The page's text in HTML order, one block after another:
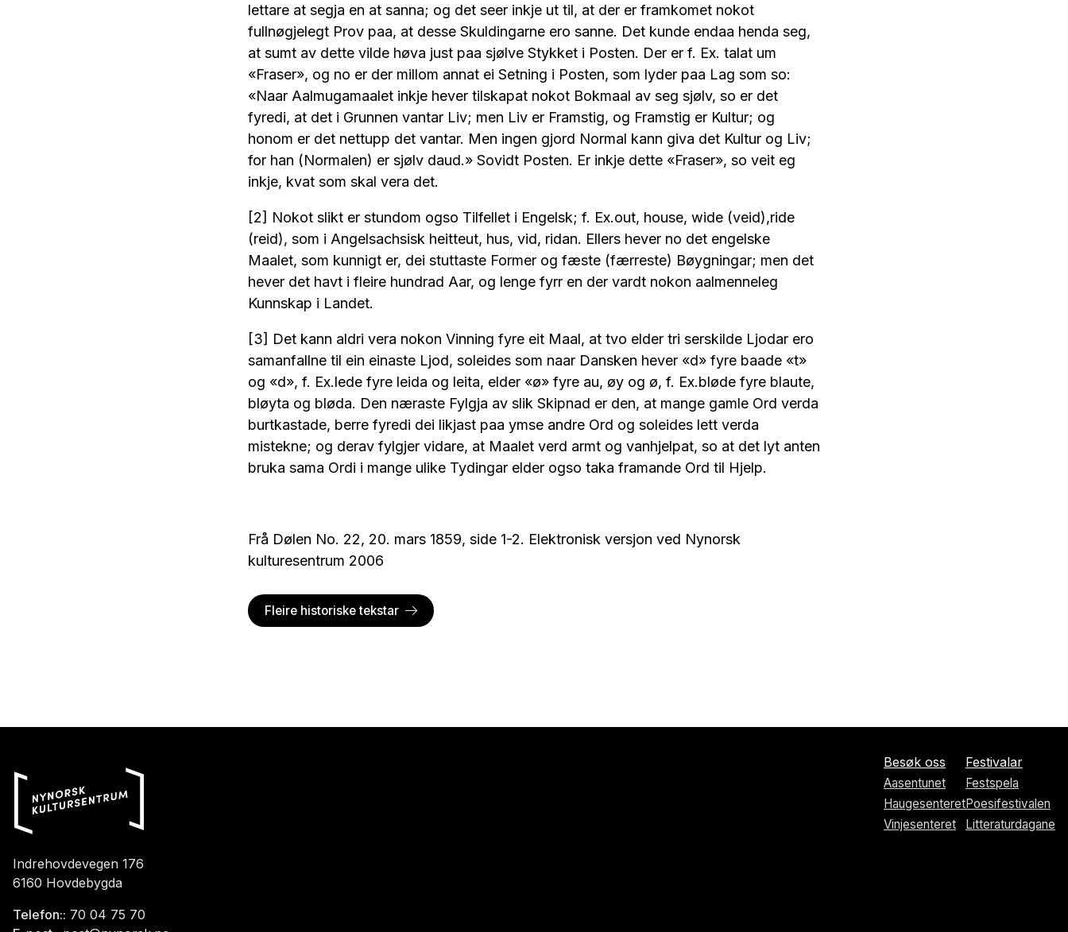
lettare at segja en at sanna; og det seer inkje ut til, at der er framkomet nokot
fullnøgjelegt Prov paa, at desse Skuldingarne ero sanne. Det kunde endaa henda seg,
at sumt av dette vilde høva just paa sjølve Stykket i Posten. Der er f. Ex. talat um
«Fraser», og no er der millom annat ei Setning i Posten, som lyder paa Lag som so:
«Naar Aalmugamaalet inkje hever tilskapat nokot Bokmaal av seg sjølv, so er det
fyredi, at det i Grunnen vantar Liv; men Liv er Framstig, og Framstig er Kultur; og
honom er det nettupp det vantar. Men ingen gjord Normal kann giva det Kultur og Liv;
for han (Normalen) er sjølv daud.» Sovidt Posten. Er inkje dette «Fraser», so veit eg
inkje, kvat som skal vera det.
[2] Nokot slikt er stundom ogso Tilfellet i Engelsk; f. Ex.out, house, wide (veid),ride
(reid), som i Angelsachsisk heitteut, hus, vid, ridan. Ellers hever no det engelske
Maalet, som kunnigt er, dei stuttaste Former og fæste (færreste) Bøygningar; men det
hever det havt i fleire hundrad Aar, og lenge fyrr en der vardt nokon aalmenneleg
Kunnskap i Landet.
[3] Det kann aldri vera nokon Vinning fyre eit Maal, at tvo elder tri serskilde Ljodar ero
samanfallne til ein einaste Ljod, soleides som naar Dansken hever «d» fyre baade «t»
og «d», f. Ex.lede fyre leida og leita, elder «ø» fyre au, øy og ø, f. Ex.bløde fyre blaute,
bløyta og bløda. Den næraste Fylgja av slik Skipnad er den, at mange gamle Ord verda
burtkastade, berre fyredi dei likjast paa ymse andre Ord og soleides lett verda
mistekne; og derav fylgjer vidare, at Maalet verd armt og vanhjelpat, so at det lyt anten
bruka sama Ordi i mange ulike Tydingar elder ogso taka framande Ord til Hjelp.
Frå Dølen No. 22, 20. mars 1859, side 1-2. Elektronisk versjon ved Nynorsk
kulturesentrum 2006
Fleire historiske tekstar
Besøk oss
Aasentunet
Haugesenteret
Vinjesenteret
Festivalar
Festspela
Poesifestivalen
Litteraturdagane
Indrehovdevegen 176
6160 Hovdebygda
Telefon:: 70 04 75 70